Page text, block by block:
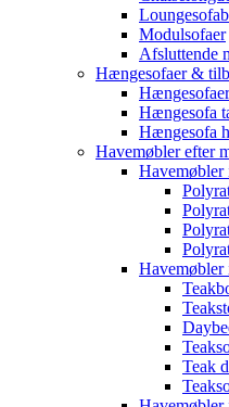
Modulsofaer
Afsluttende
Hængesofaer &
Hængesofaer
Hængesofa
Hængesofa
Havemøbler efter
Havemøbler
Havemøbler
Teak